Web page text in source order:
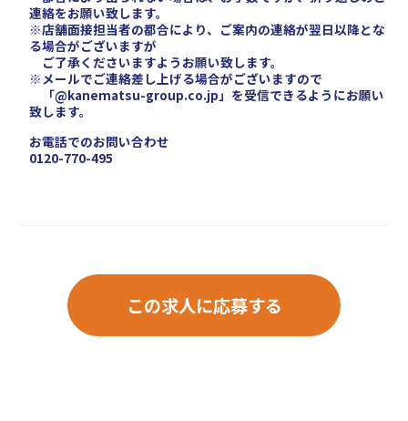
連絡をお願い致します。
※店舗面接担当者の都合により、ご案内の連絡が翌日以降とな
る場合がございますが
ご了承くださいますようお願い致します。
※メールでご連絡差し上げる場合がございますので
「@kanematsu-group.co.jp」を受信できるようにお願い
致します。
お電話でのお問い合わせ
0120-770-495
この求人に応募する